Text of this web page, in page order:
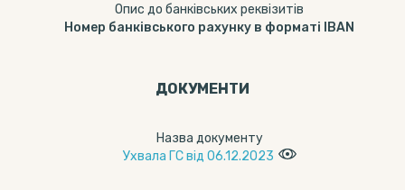
Опис до банківських реквізитів
Номер банківського рахунку в форматі IBAN
ДОКУМЕНТИ
Назва документу
Ухвала ГС від 06.12.2023